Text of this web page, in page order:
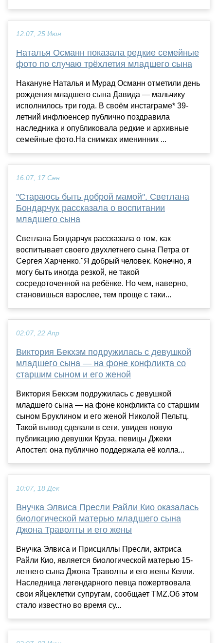
12:07, 25 Июн
Наталья Османн показала редкие семейные
фото по случаю трёхлетия младшего сына
Накануне Наталья и Мурад Османн отметили день
рождения младшего сына Давида — мальчику
исполнилось три года. В своём инстаграме* 39-
летний инфлюенсер публично поздравила
наследника и опубликовала редкие и архивные
семейные фото.На снимках именинник ...
16:07, 17 Сен
"Стараюсь быть доброй мамой". Светлана
Бондарчук рассказала о воспитании
младшего сына
Светлана Бондарчук рассказала о том, как
воспитывает своего двухлетнего сына Петра от
Сергея Харченко."Я добрый человек. Конечно, я
могу быть иногда резкой, не такой
сосредоточенной на ребёнке. Но чем, наверно,
становишься взрослее, тем проще с таки...
02:07, 22 Апр
Виктория Бекхэм подружилась с девушкой
младшего сына — на фоне конфликта со
старшим сыном и его женой
Виктория Бекхэм подружилась с девушкой
младшего сына — на фоне конфликта со старшим
сыном Бруклином и его женой Николой Пельтц.
Такой вывод сделали в сети, увидев новую
публикацию девушки Круза, певицы Джеки
Апостел: она публично поддержала её колла...
10:07, 18 Дек
Внучка Элвиса Пресли Райли Кио оказалась
биологической матерью младшего сына
Джона Траволты и его жены
Внучка Элвиса и Присциллы Пресли, актриса
Райли Кио, является биологической матерью 15-
летнего сына Джона Траволты и его жены Келли.
Наследница легендарного певца пожертвовала
свои яйцеклетки супругам, сообщает TMZ.Об этом
стало известно во время су...